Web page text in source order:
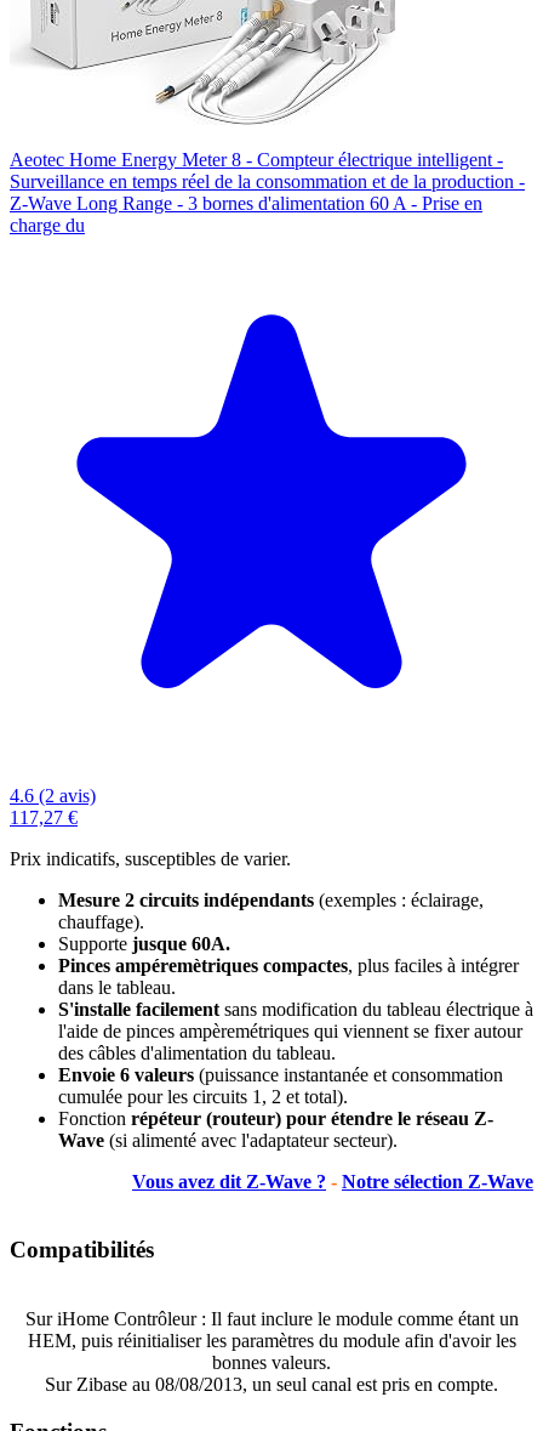
Aeotec Home Energy Meter 8 - Compteur électrique intelligent -
Surveillance en temps réel de la consommation et de la production -
Z-Wave Long Range - 3 bornes d'alimentation 60 A - Prise en
charge du
4.6 (2 avis)
117,27 €
Prix indicatifs, susceptibles de varier.
Mesure 2 circuits indépendants (exemples : éclairage,
chauffage).
Supporte jusque 60A.
Pinces ampéremètriques compactes, plus faciles à intégrer
dans le tableau.
S'installe facilement sans modification du tableau électrique à
l'aide de pinces ampèremétriques qui viennent se fixer autour
des câbles d'alimentation du tableau.
Envoie 6 valeurs (puissance instantanée et consommation
cumulée pour les circuits 1, 2 et total).
Fonction répéteur (routeur) pour étendre le réseau Z-
Wave (si alimenté avec l'adaptateur secteur).
Vous avez dit Z-Wave ? - Notre sélection Z-Wave
Compatibilités
Sur iHome Contrôleur : Il faut inclure le module comme étant un
HEM, puis réinitialiser les paramètres du module afin d'avoir les
bonnes valeurs.
Sur Zibase au 08/08/2013, un seul canal est pris en compte.